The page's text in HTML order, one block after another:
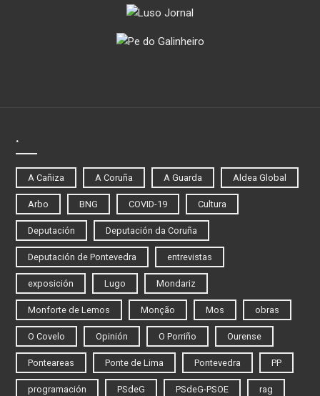
.
A Cañiza A Coruña A Guarda Aldea Global
Arbo BNG COVID-19 Cultura
Deputación Deputación da Coruña
Deputación de Pontevedra entrevistas
exposición Lugo Mondariz
Monforte de Lemos Monção Mos obras
O Covelo Opinión O Porriño Ourense
Ponteareas Ponte de Lima Pontevedra PP
programación PSdeG PSdeG-PSOE rag